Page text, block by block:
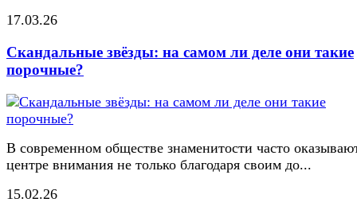
17.03.26
Скандальные звёзды: на самом ли деле они такие
порочные?
В современном обществе знаменитости часто
центре внимания не только благодаря своим до...
15.02.26